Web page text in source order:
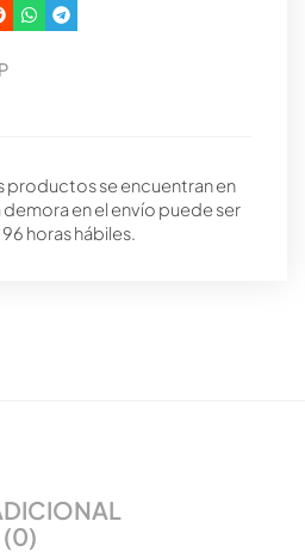
productos se encuentran en
en el envío puede ser
horas hábiles.
(0)